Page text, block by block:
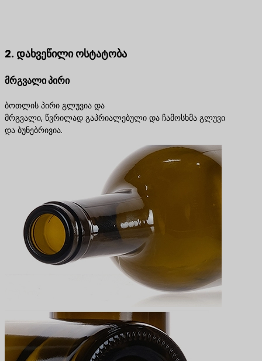
2. დახვეწილი ოსტატობა
მრგვალი პირი
ბოთლის პირი გლუვია და
მრგვალი, წვრილად გაპრიალებული და ჩამოსხმა გლუვი
და ბუნებრივია.